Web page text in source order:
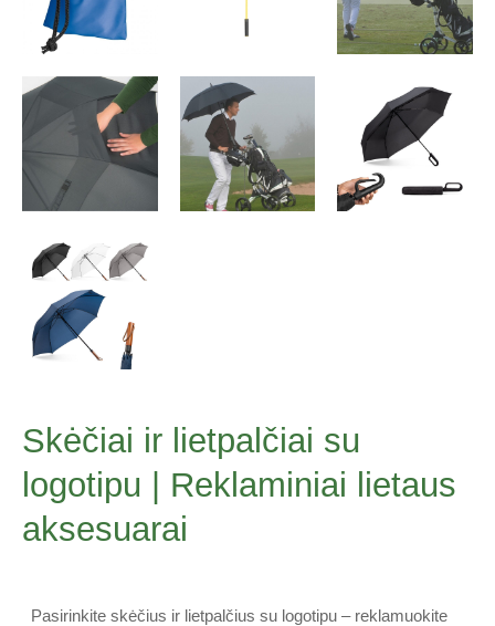
Skėčiai ir lietpalčiai su
logotipu | Reklaminiai lietaus
aksesuarai
Pasirinkite skėčius ir lietpalčius su logotipu – reklamuokite